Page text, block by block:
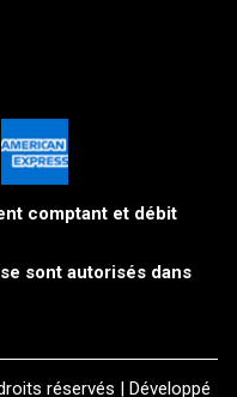
comptant et débit
sont autorisés dans
réservés | Développé